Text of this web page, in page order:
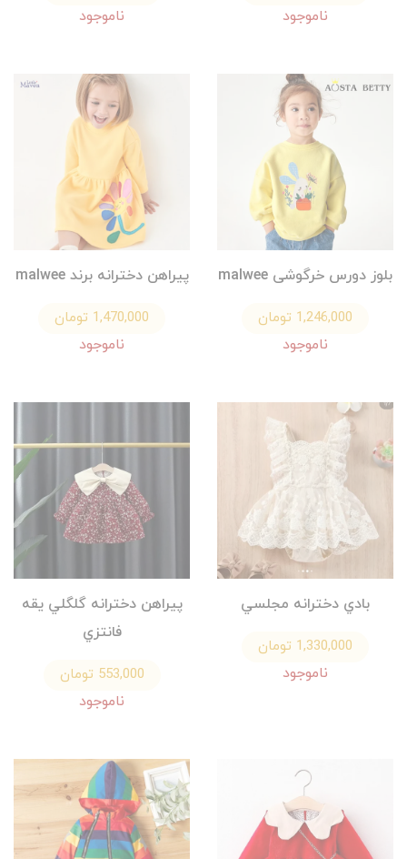
ناموجود ناموجود
بلوز دورس خرگوشی malwee
1,246,000 تومان
ناموجود
پیراهن دخترانه برند malwee
1,470,000 تومان
ناموجود
بادي دخترانه مجلسي
1,330,000 تومان
ناموجود
پيراهن دخترانه گلگلي يقه
فانتزي
553,000 تومان
ناموجود